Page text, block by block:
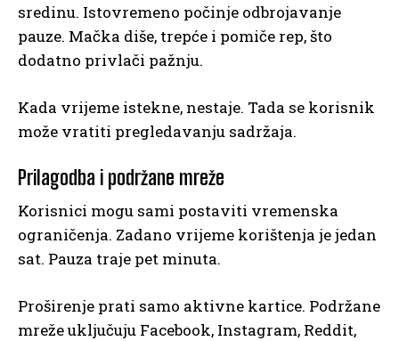
sredinu. Istovremeno počinje odbrojavanje
pauze. Mačka diše, trepće i pomiče rep, što
dodatno privlači pažnju.
Kada vrijeme istekne, nestaje. Tada se korisnik
može vratiti pregledavanju sadržaja.
Prilagodba i podržane mreže
Korisnici mogu sami postaviti vremenska
ograničenja. Zadano vrijeme korištenja je jedan
sat. Pauza traje pet minuta.
Proširenje prati samo aktivne kartice. Podržane
mreže uključuju Facebook, Instagram, Reddit,